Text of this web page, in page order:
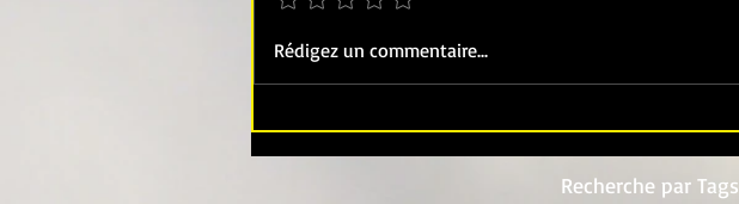
Rédigez un commentaire...
Recherche par Tags